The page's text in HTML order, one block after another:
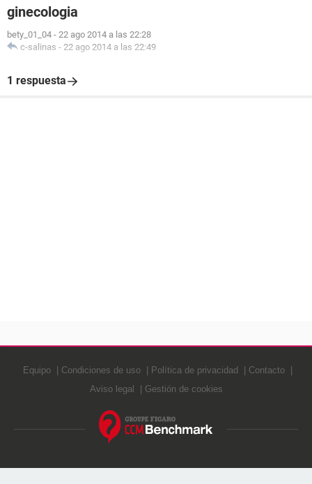
ginecologia
bety_01_04 - 22 ago 2014 a las 22:28
c-salinas - 22 ago 2014 a las 22:49
1 respuesta
Equipo Condiciones de uso Política de privacidad
Contacto
Aviso legal
Gestión de cookies